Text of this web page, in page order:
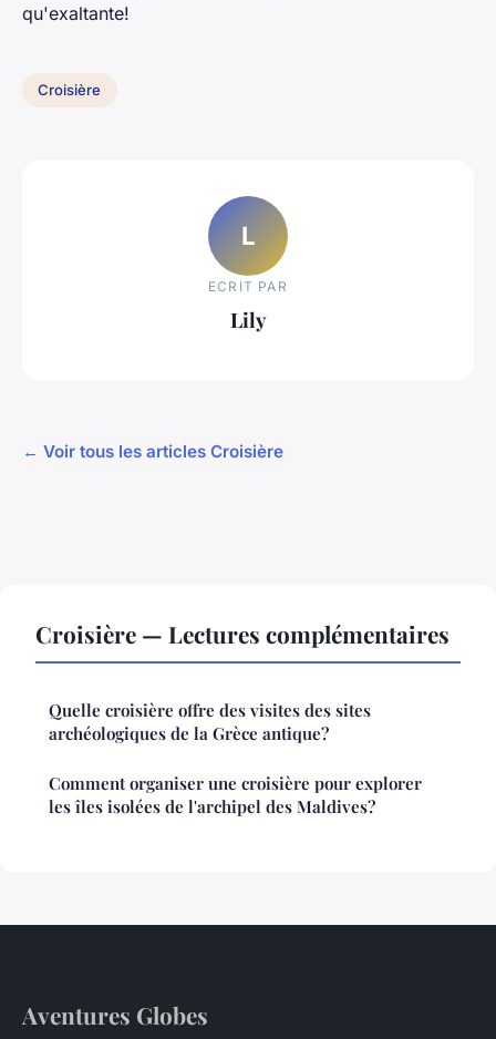
qu'exaltante!
Croisière
L
ECRIT PAR
Lily
← Voir tous les articles Croisière
Croisière — Lectures complémentaires
Quelle croisière offre des visites des sites
archéologiques de la Grèce antique?
Comment organiser une croisière pour explorer
les îles isolées de l'archipel des Maldives?
Aventures Globes